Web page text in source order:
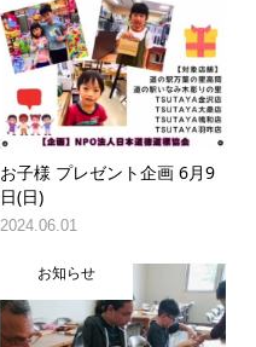
お子様 プレゼント企画 6月9
日(日)
2024.06.01
お知らせ